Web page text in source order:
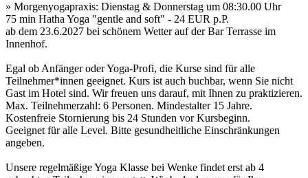
» Morgenyogapraxis: Dienstag & Donnerstag um 08:30.00 Uhr
75 min Hatha Yoga "gentle and soft" - 24 EUR p.P.
ab dem 23.6.2027 bei schönem Wetter auf der Bar Terrasse im
Innenhof.
Egal ob Anfänger oder Yoga-Profi, die Kurse sind für alle
Teilnehmer*innen geeignet. Kurs ist auch buchbar, wenn Sie nicht
Gast im Hotel sind. Wir freuen uns darauf, mit Ihnen zu praktizieren.
Max. Teilnehmerzahl: 6 Personen. Mindestalter 15 Jahre.
Kostenfreie Stornierung bis 24 Stunden vor Kursbeginn.
Geeignet für alle Level. Bitte gesundheitliche Einschränkungen
angeben.
Unsere regelmäßige Yoga Klasse bei Wenke findet erst ab 4